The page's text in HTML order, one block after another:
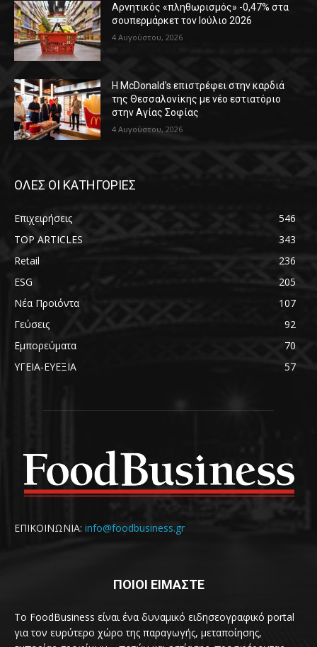
Αρνητικός «πληθωρισμός» -0,47% στα
σουπερμάρκετ τον Ιούλιο 2026
4 Αυγούστου, 2026
Η McDonald’s επιστρέφει στην καρδιά
της Θεσσαλονίκης με νέο εστιατόριο
στην Αγίας Σοφίας
4 Αυγούστου, 2026
ΟΛΕΣ ΟΙ ΚΑΤΗΓΟΡΙΕΣ
Επιχειρήσεις
546
TOP ARTICLES
343
Retail
236
ESG
205
Νέα Προϊόντα
107
Γεύσεις
92
Εμπορεύματα
70
ΥΓΕΙΑ-ΕΥΕΞΙΑ
57
ΕΠΙΚΟΙΝΩΝΙΑ: info@foodbusiness.gr
ΠΟΙΟΙ ΕΙΜΑΣΤΕ
Το FoodBusiness είναι ένα δυναμικό ειδησεογραφικό portal
για τον ευρύτερο χώρο της παραγωγής, μεταποίησης,